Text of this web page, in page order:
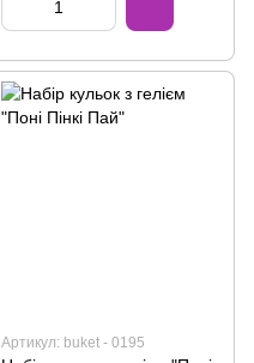
Артикул: buket - 0195